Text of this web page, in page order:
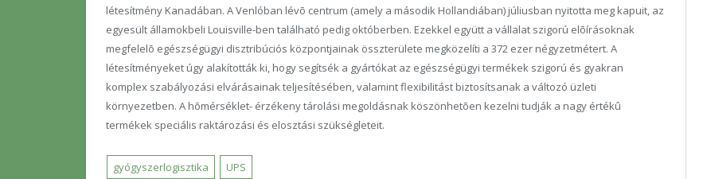
létesítmény Kanadában. A Venlóban lévõ centrum (amely a második Hollandiában) júliusban nyitotta meg kapuit, az
egyesült államokbeli Louisville-ben található pedig októberben. Ezekkel együtt a vállalat szigorú elõírásoknak
megfelelõ egészségügyi disztribúciós központjainak összterülete megközelíti a 372 ezer négyzetmétert. A
létesítményeket úgy alakították ki, hogy segítsék a gyártókat az egészségügyi termékek szigorú és gyakran
komplex szabályozási elvárásainak teljesítésében, valamint flexibilitást biztosítsanak a változó üzleti
környezetben. A hõmérséklet- érzékeny tárolási megoldásnak köszönhetõen kezelni tudják a nagy értékû
termékek speciális raktározási és elosztási szükségleteit.
gyógyszerlogisztika UPS